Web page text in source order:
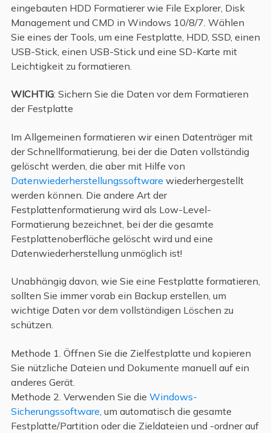
eingebauten HDD Formatierer wie File Explorer, Disk
Management und CMD in Windows 10/8/7. Wählen
Sie eines der Tools, um eine Festplatte, HDD, SSD, einen
USB-Stick, einen USB-Stick und eine SD-Karte mit
Leichtigkeit zu formatieren.
WICHTIG: Sichern Sie die Daten vor dem Formatieren
der Festplatte
Im Allgemeinen formatieren wir einen Datenträger mit
der Schnellformatierung, bei der die Daten vollständig
gelöscht werden, die aber mit Hilfe von
Datenwiederherstellungssoftware wiederhergestellt
werden können. Die andere Art der
Festplattenformatierung wird als Low-Level-
Formatierung bezeichnet, bei der die gesamte
Festplattenoberfläche gelöscht wird und eine
Datenwiederherstellung unmöglich ist!
Unabhängig davon, wie Sie eine Festplatte formatieren,
sollten Sie immer vorab ein Backup erstellen, um
wichtige Daten vor dem vollständigen Löschen zu
schützen.
Methode 1. Öffnen Sie die Zielfestplatte und kopieren
Sie nützliche Dateien und Dokumente manuell auf ein
anderes Gerät.
Methode 2. Verwenden Sie die Windows-
Sicherungssoftware , um automatisch die gesamte
Festplatte/Partition oder die Zieldateien und -ordner auf